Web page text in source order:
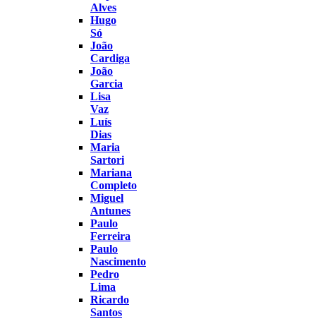
Alves
Hugo
Só
João
Cardiga
João
Garcia
Lisa
Vaz
Luís
Dias
Maria
Sartori
Mariana
Completo
Miguel
Antunes
Paulo
Ferreira
Paulo
Nascimento
Pedro
Lima
Ricardo
Santos